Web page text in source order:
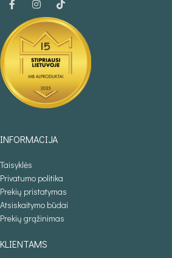
INFORMACIJA
Taisyklės
Privatumo politika
Prekių pristatymas
Atsiskaitymo būdai
Prekių grąžinimas
KLIENTAMS